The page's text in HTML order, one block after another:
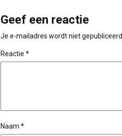
Geef een reactie
Je e-mailadres wordt niet gepubliceerd.
Reactie *
Naam *